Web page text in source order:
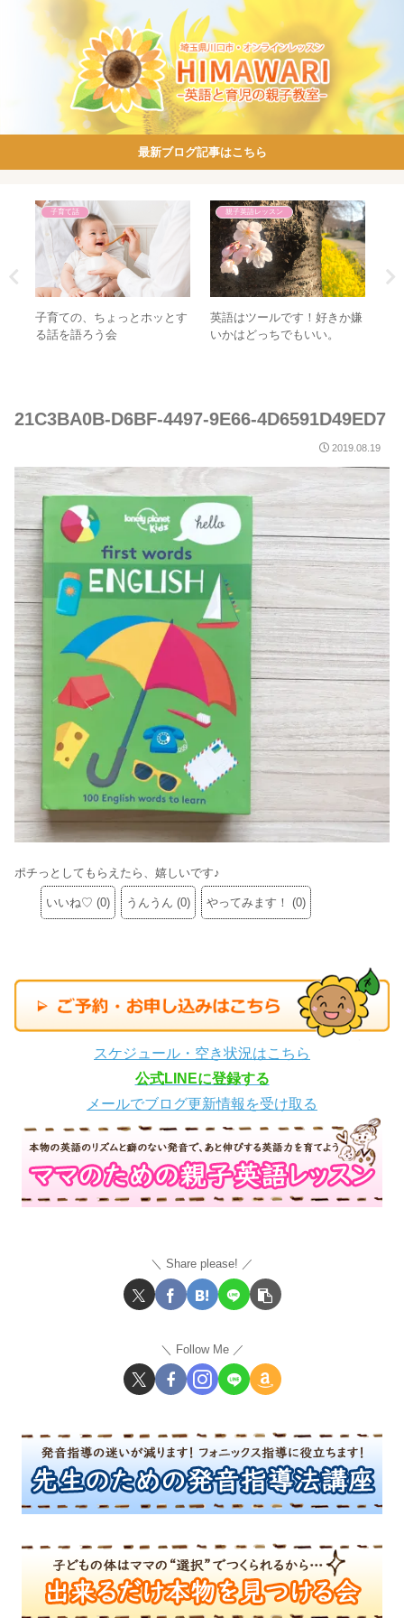
最新ブログ記事はこちら
子育て話
子育ての、ちょっとホッとす
る話を語ろう会
親子英語レッスン
英語はツールです！好きか嫌
いかはどっちでもいい。
21C3BA0B-D6BF-4497-9E66-4D6591D49ED7
2019.08.19
ポチっとしてもらえたら、嬉しいです♪
いいね♡ (0) うんうん (0) やってみます！ (0)
スケジュール・空き状況はこちら
公式LINEに登録する
メールでブログ更新情報を受け取る
Share please!
Follow Me